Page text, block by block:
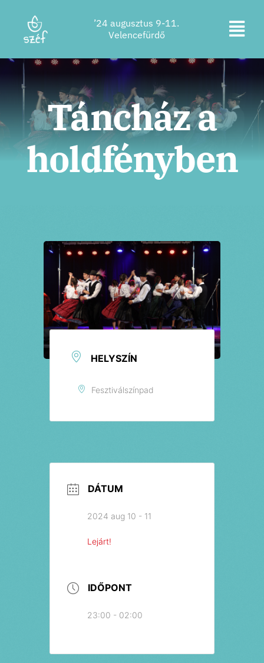
tartalomra
be
a
Jegyvásárlás
Program
Szállás
Rólunk
Kapcsolat
Támogatók
Jegyek
’24 augusztus 9-11.
Velencefürdő
Táncház a
holdfényben
HELYSZÍN
Fesztiválszínpad
DÁTUM
2024 aug 10 - 11
Lejárt!
IDŐPONT
23:00 - 02:00